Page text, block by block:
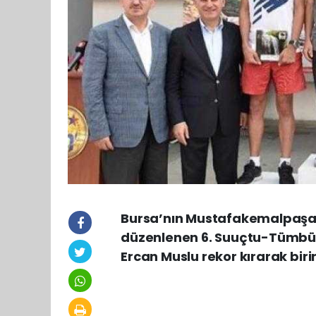
Bursa’nın
düzenlenen 6. Suuçtu-
Ercan Muslu rekor kırarak